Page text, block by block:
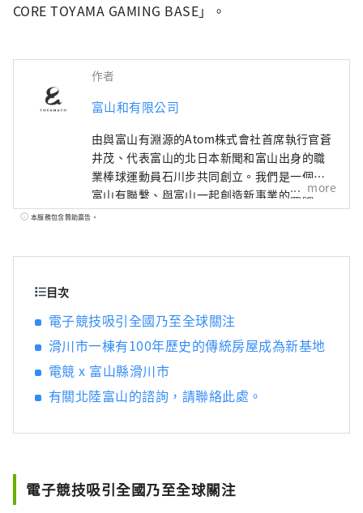
CORE TOYAMA GAMING BASE」。
作者
富山和有限公司
由與富山有淵源的Atom株式會社首席執行官蒼
井茂、代表富山的北日本新聞和富山出身的職
業棒球運動員石川步共同創立。我們是一個與
富山有聯繫、與富山一起創造新事業的團隊。
如果將“地區振興”定義為利用日本各地區的
根結底，主角是“人”，我相信多元化的人混
合在一起會增強富山的吸引力。
more
本服務包含贊助廣告。
目次
電子競技吸引全國乃至全球關注
滑川市一棟有100年歷史的傳統房屋成為新基地
電競 x 富山縣滑川市
有關北陸富山的諮詢，請聯絡此處。
電子競技吸引全國乃至全球關注